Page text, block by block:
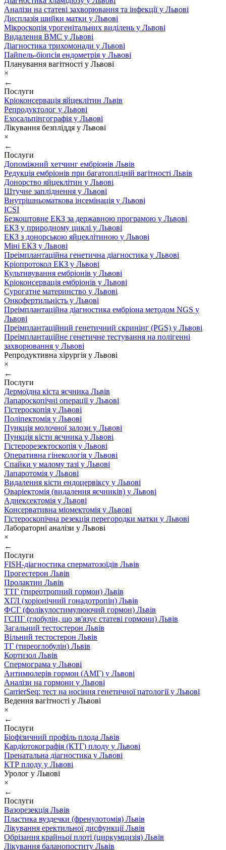
Аналізи на статеві захворювання та інфекції у Львові
Дисплазія шийки матки у Львові
Мікроскопія урогенітальних виділень у Львові
Видалення ВМС у Львові
Діагностика трихомонади у Львові
Пайпель-біопсія ендометрія у Львові
Планування вагітності у Львові
×
←
Послуги
Кріоконсервація яйцеклітин Львів
Репродуктолог у Львові
Ехосальпінгографія у Львові
Лікування безпліддя у Львові
×
←
Послуги
Допоміжний хетчинг ембріонів Львів
Редукція ембріонів при багатоплідній вагітності Львів
Донорство яйцеклітин у Львові
Штучне запліднення у Львові
Внутрішньоматкова інсемінація у Львові
ICSI
Безкоштовне ЕКЗ за державною програмою у Львові
ЕКЗ у природному циклі у Львові
ЕКЗ з донорською яйцеклітиною у Львові
Міні ЕКЗ у Львові
Преімплантаційна генетична діагностика у Львові
Кріопротокол ЕКЗ у Львові
Культивування ембріонів у Львові
Кріоконсервація ембріонів у Львові
Сурогатне материнство у Львові
Онкофертильність у Львові
Преімплантаційна діагностика ембріона методом NGS у
Львові
Преімплантаційний генетичний скринінг (PGS) у Львові
Преімплантаційне генетичне тестування на полігенні
захворювання у Львові
Репродуктивна хірургія у Львові
×
←
Послуги
Дермоїдна кіста яєчника Львів
Лапароскопічні операції у Львові
Гістероскопія у Львові
Поліпектомія у Львові
Пункція молочної залози у Львові
Пункція кісти яєчника у Львові
Гістерорезектоскопія у Львові
Оперативна гінекологія у Львові
Спайки у малому тазі у Львові
Лапаротомія у Львові
Видалення кісти ендоцервіксу у Львові
Оваріектомія (видалення яєчників) у Львові
Аднексектомія у Львові
Консервативна міомектомія у Львові
Гістероскопічна резекція перегородки матки у Львові
Лабораторні аналізи у Львові
×
←
Послуги
FISH-діагностика сперматозоїдів Львів
Прогестерон Львів
Пролактин Львів
ТТГ (тиреотропний гормон) Львів
ХГЛ (хоріонічний гонадотропін) Львів
ФСГ (фолікулостимулюючий гормон) Львів
ГСПГ (глобулін, що зв'язує статеві гормони) Львів
Загальний тестостерон Львів
Вільний тестостерон Львів
ТГ (тиреоглобулін) Львів
Кортизол Львів
Спермограма у Львові
Антимюлерів гормон (АМГ) у Львові
Аналізи на гормони у Львові
CarrierSeq: тест на носіння генетичної патології у Львові
Ведення вагітності у Львові
×
←
Послуги
Біофізичний профіль плода Львів
Кардіотокографія (КТГ) плоду у Львові
Пренатальна діагностика у Львові
КТР плоду у Львові
Уролог у Львові
×
←
Послуги
Вазорезекція Львів
Пластика вуздечки (френулотомія) Львів
Лікування еректильної дисфункції Львів
Обрізання крайньої плоті (циркумцизія) Львів
Лікування баланопоститу Львів